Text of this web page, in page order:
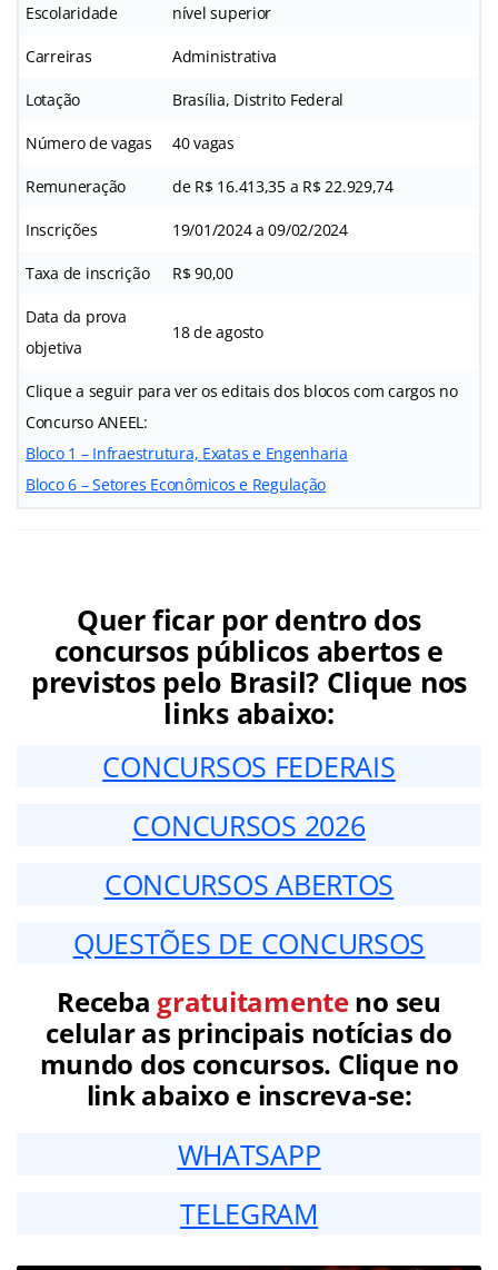
Escolaridade nível superior
Carreiras Administrativa
Lotação Brasília, Distrito Federal
Número de vagas 40 vagas
Remuneração de R$ 16.413,35 a R$ 22.929,74
Inscrições 19/01/2024 a 09/02/2024
Taxa de inscrição R$ 90,00
Data da prova
objetiva
18 de agosto
Clique a seguir para ver os editais dos blocos com cargos no
Concurso ANEEL:
Bloco 1 – Infraestrutura, Exatas e Engenharia
Bloco 6 – Setores Econômicos e Regulação
Quer ficar por dentro dos
concursos públicos abertos e
previstos pelo Brasil? Clique nos
links abaixo:
CONCURSOS FEDERAIS
CONCURSOS 2026
CONCURSOS ABERTOS
QUESTÕES DE CONCURSOS
Receba gratuitamenteno seu
celular as principais notícias do
mundo dos concursos. Clique no
link abaixo e inscreva-se:
WHATSAPP
TELEGRAM